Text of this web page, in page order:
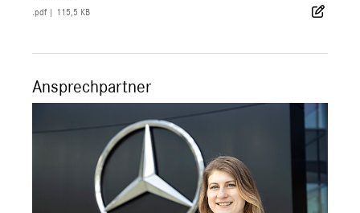
.pdf 115,5 KB
Ansprechpartner